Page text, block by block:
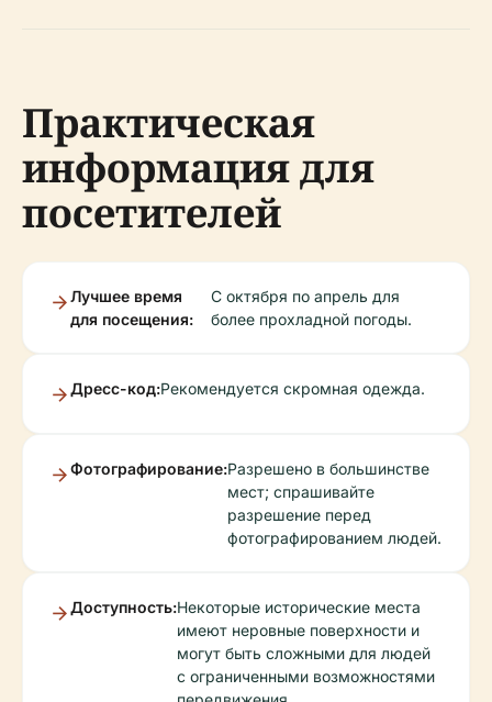
Практическая
информация для
посетителей
Лучшее время
для посещения:
С октября по апрель для
более прохладной погоды.
Дресс-код:Рекомендуется скромная одежда.
Фотографирование:Разрешено в большинстве
мест; спрашивайте
разрешение перед
фотографированием людей.
Доступность:Некоторые исторические места
имеют неровные поверхности и
могут быть сложными для людей
с ограниченными возможностями